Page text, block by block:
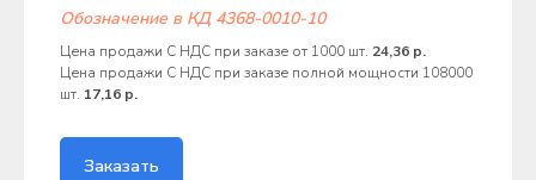
Обозначение в КД 4368-0010-10
Цена продажи С НДС при заказе от 1000 шт. 24,36 р.
Цена продажи С НДС при заказе полной мощности 108000
шт. 17,16 р.
Заказать